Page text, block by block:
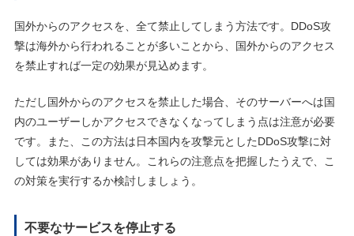
国外からのアクセスを、全て禁止してしまう方法です。DDoS攻
撃は海外から行われることが多いことから、国外からのアクセス
を禁止すれば一定の効果が見込めます。
ただし国外からのアクセスを禁止した場合、そのサーバーへは国
内のユーザーしかアクセスできなくなってしまう点は注意が必要
です。また、この方法は日本国内を攻撃元としたDDoS攻撃に対
しては効果がありません。これらの注意点を把握したうえで、こ
の対策を実行するか検討しましょう。
不要なサービスを停止する